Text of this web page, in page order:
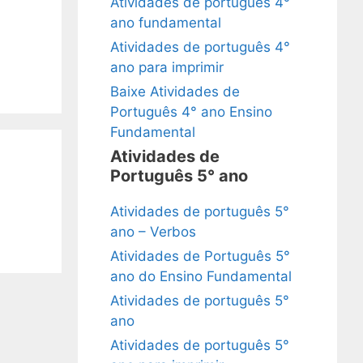
ano fundamental
Atividades de português 4°
ano para imprimir
Baixe Atividades de
Português 4° ano Ensino
Fundamental
Atividades de
Português 5° ano
Atividades de português 5°
ano – Verbos
Atividades de Português 5°
ano do Ensino Fundamental
Atividades de português 5°
ano
Atividades de português 5°